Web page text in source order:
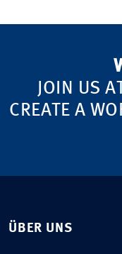
JOIN US
CREATE A
ÜBER UNS